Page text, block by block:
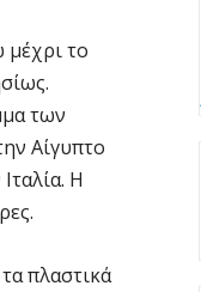
μέχρι το
των
Αίγυπτο
Η
πλαστικά